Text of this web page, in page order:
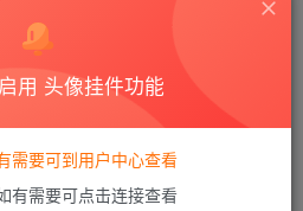
家工厂都将受到影响：印第
里州的 Wentzville、田纳西州的
用 头像挂件功能
需要可到用户中心查看
有需要可点击连接查看